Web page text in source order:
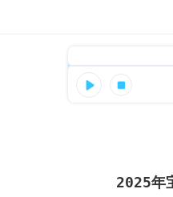
2025年